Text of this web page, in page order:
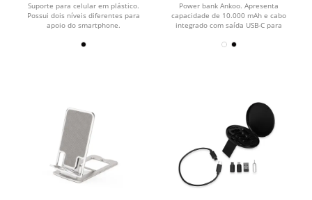
Suporte para celular em plástico.
Possui dois níveis diferentes para
apoio do smartphone.
Power bank Ankoo. Apresenta
capacidade de 10.000 mAh e cabo
integrado com saída USB-C para